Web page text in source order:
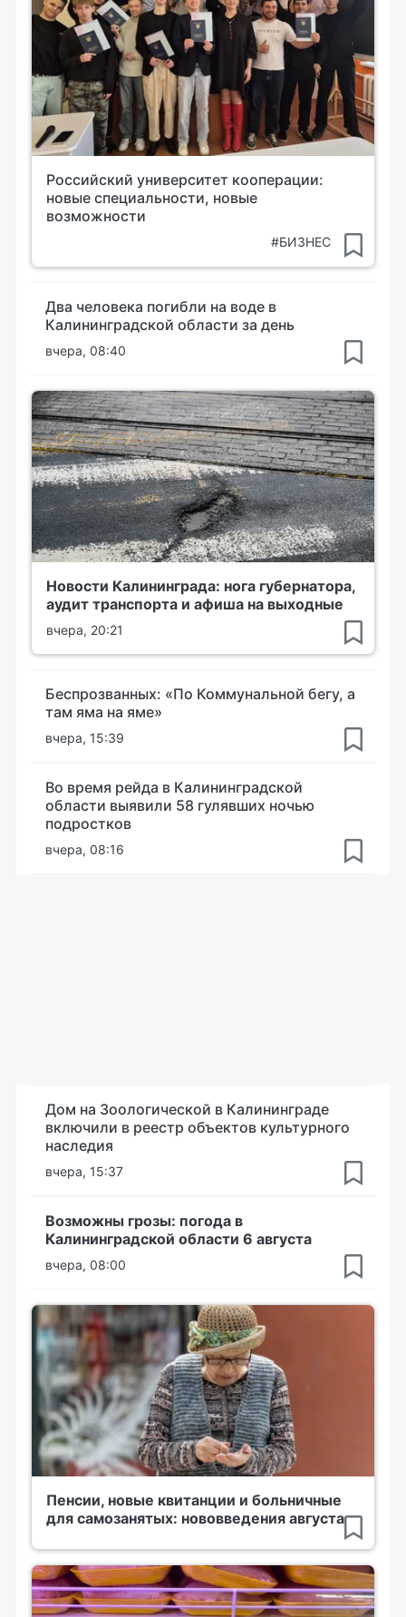
Российский университет кооперации:
новые специальности, новые
возможности
#БИЗНЕС
Два человека погибли на воде в
Калининградской области за день
вчера, 08:40
Новости Калининграда: нога губернатора,
аудит транспорта и афиша на выходные
вчера, 20:21
Беспрозванных: «По Коммунальной бегу, а
там яма на яме»
вчера, 15:39
Во время рейда в Калининградской
области выявили 58 гулявших ночью
подростков
вчера, 08:16
Дом на Зоологической в Калининграде
включили в реестр объектов культурного
наследия
вчера, 15:37
Возможны грозы: погода в
Калининградской области 6 августа
вчера, 08:00
Пенсии, новые квитанции и больничные
для самозанятых: нововведения августа